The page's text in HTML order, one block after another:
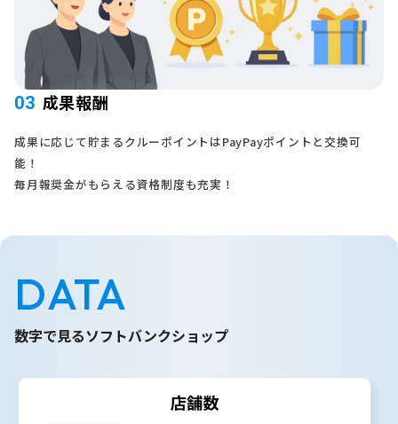
03 成果報酬
成果に応じて貯まるクルーポイントはPayPayポイントと交換可
能！
毎月報奨金がもらえる資格制度も充実！
DATA
数字で見るソフトバンクショップ